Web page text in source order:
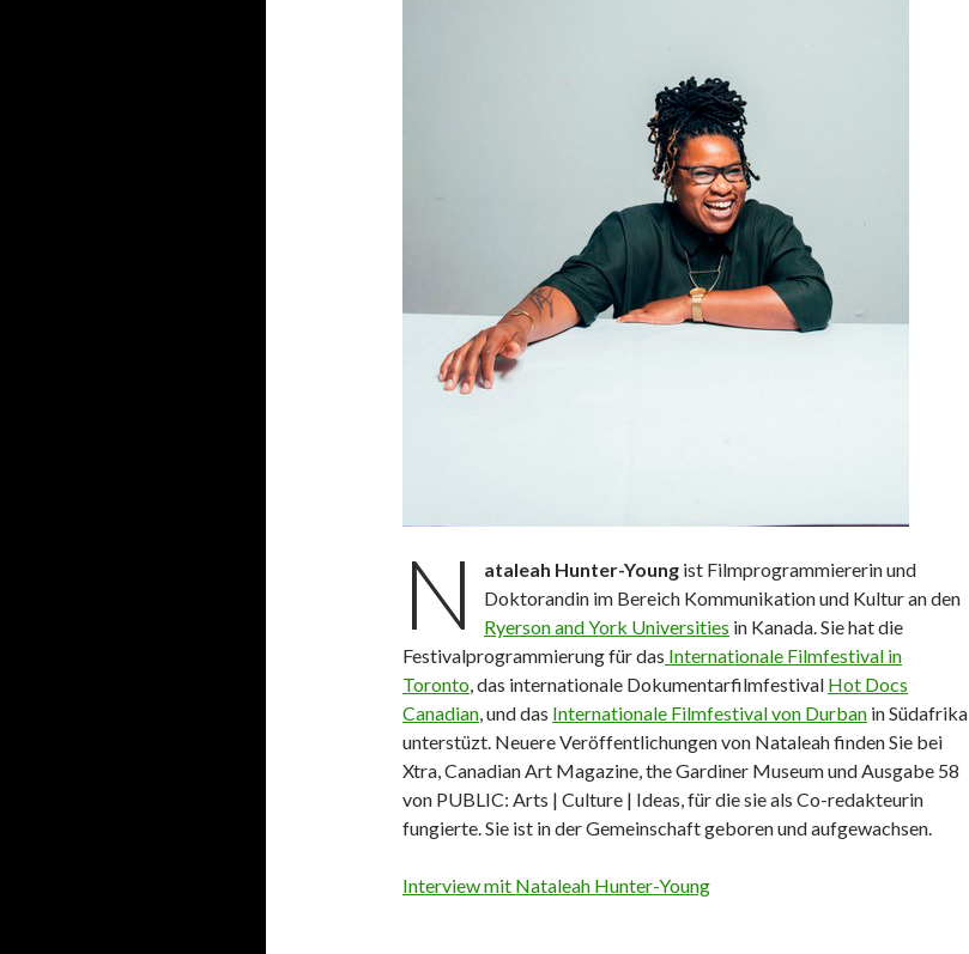
N ataleah Hunter-Young ist Filmprogrammiererin und
Doktorandin im Bereich Kommunikation und Kultur an den
Ryerson and York Universities in Kanada. Sie hat die
Festivalprogrammierung für das Internationale Filmfestival in
Toronto, das internationale Dokumentarfilmfestival Hot Docs
Canadian, und das Internationale Filmfestival von Durban in Südafrika
unterstüzt. Neuere Veröffentlichungen von Nataleah finden Sie bei
Xtra, Canadian Art Magazine, the Gardiner Museum und Ausgabe 58
von PUBLIC: Arts | Culture | Ideas, für die sie als Co-redakteurin
fungierte. Sie ist in der Gemeinschaft geboren und aufgewachsen.
Interview mit Nataleah Hunter-Young